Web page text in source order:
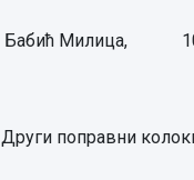
Бабић Милица,
Други поправни